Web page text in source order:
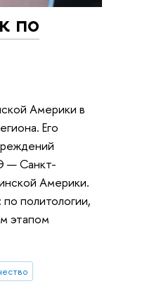
по
Америки в
Его
— Санкт-
Америки.
политологии,
этапом